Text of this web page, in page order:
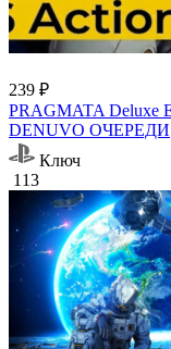
239 ₽
PRAGMATA Deluxe
DENUVO ОЧЕРЕДИ
Ключ
113